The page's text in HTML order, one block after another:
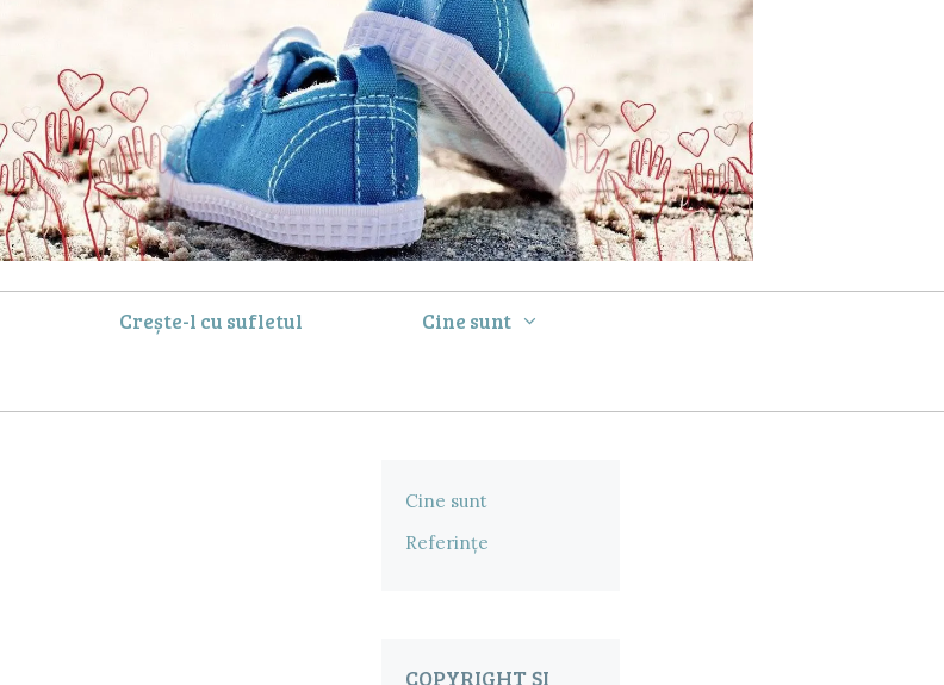
Crește-l cu sufletul Cine sunt
Cine sunt
Referințe
COPYRIGHT ŞI